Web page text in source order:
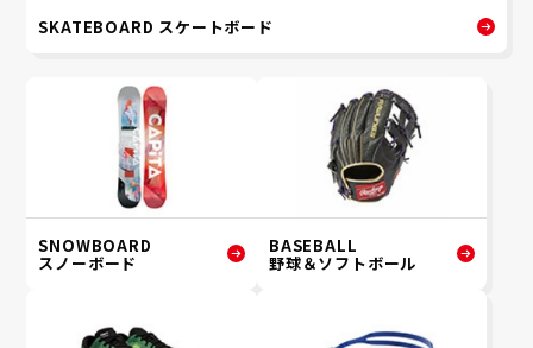
SKATEBOARD スケートボード
SNOWBOARD
スノーボード
BASEBALL
野球＆ソフトボール